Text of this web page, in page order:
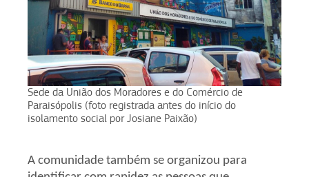
Sede da União dos Moradores e do Comércio de
Paraisópolis (foto registrada antes do início do
isolamento social por Josiane Paixão)
A comunidade também se organizou para